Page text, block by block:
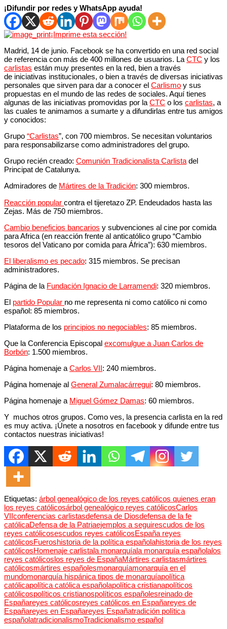
¡Difundir por redes y WhatsApp ayuda!
¡Imprime esta sección!
Madrid, 14 de junio. Facebook se ha convertido en una red social
de referencia con más de 400 millones de usuarios. La CTC y los
carlistas están muy presentes en la red, bien a través
de iniciativas institucionales, o bien a través de diversas iniciativas
personales que sirven para dar a conocer el Carlismo y sus
propuestas en el mundo de las redes de sociales. Aquí tienes
algunas de las iniciativas promovidas por la CTC o los carlistas, a
las cuales te animamos a sumarte y a difundirlas entre tus amigos
y conocidos:
Grupo “Carlistas”, con 700 miembros. Se necesitan voluntarios
para responsabilizarse como administradores del grupo.
Grupo recién creado: Comunión Tradicionalista Carlistadel
Principat de Catalunya.
Admiradores de Mártires de la Tradición: 300 miembros.
Reacción popular contra el tijeretazo ZP. Endeudados hasta las
Zejas. Más de 750 miembros.
Cambio beneficios bancarios y subvenciones al cine por comida
para Africa (en reacción frente al anticatólico grupo “Cambio
tesoros del Vaticano por comida para África”): 630 miembros.
El liberalismo es pecado: 315 miembros. Se precisan
administradores.
Página de la Fundación Ignacio de Larramendi: 320 miembros.
El partido Popular no me representa ni como católico ni como
español: 85 miembros.
Plataforma de los principios no negociables: 85 miembros.
Que la Conferencia Episcopal excomulgue a Juan Carlos de
Borbón: 1.500 miembros.
Página homenaje a Carlos VII: 240 miembros.
Página homenaje al General Zumalacárregui: 80 miembros.
Página homenaje a Miguel Gómez Damas: 60 miembros.
Y muchos otros grupos. Como ves, la presencia carlista en la red
es muy activa. ¡Únete a nosotros en facebook y difunde entre tus
contactos nuestras iniciativas!
Etiquetas: árbol genealógico de los reyes católicos quienes eran
los reyes católicosárbol genealógico reyes católicosCarlos
VIIconferencias carlistasdefensa de Diosdefensa de la fe
católicaDefensa de la Patriaejemplos a seguirescudos de los
reyes católicosescudos reyes católicosEspaña reyes
católicosFueroshistoria de la política españolahistoria de los reyes
católicosHomenaje carlistala monarquíala monarquía españolalos
reyes católicoslos reyes de EspañaMártires carlistasmártires
católicosmártires españolesmonarquíamonarquía en el
mundomonarquía hispánica tipos de monarquíapolítica
católicapolítica católica españolapolítica cristianapolíticos
católicospolíticos cristianospolíticos españolesreinado de
Españareyes católicosreyes católicos en Españareyes de
Españareyes en Españareyes Españatradición política
españolatradicionalismoTradicionalismo español